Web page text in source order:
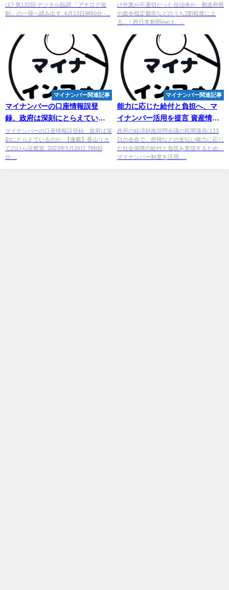
は? 第132回 デジタル臨調 「アナログ規
制」の一掃へ踏み出す. 6月13日9時0分 ·...
け作業が不適切だった自治体が、都道府県
や政令指定都市などのうち2割程度に上
る...｜西日本新聞meは、...
マイナンバー関連記事
マイナンバーの口座情報誤登
録、政府は深刻にとらえている
のか - 山梨日日新聞
マイナンバーの口座情報誤登録、政府は深
刻にとらえているのか. 【連載】香山リカ
てのひら診察室. 2023年5月26日 7時00
分....
マイナンバー関連記事
能力に応じた給付と負担へ、 マ
イナンバー活用を提言 資産情報
とのひも付けも、諮問会議・民
間議員
政府の経済財政諮問会議の民間議員は13
日の会合で、所得などの支払い能力に応じ
た社会保障の給付と負担を実現するため、
マイナンバー制度を活用.....